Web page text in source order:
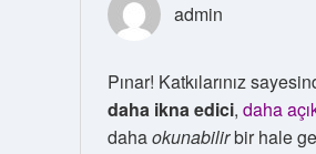
admin
Pınar! Katkılarınız
daha ikna edici, daha
dahaokunabilirbir hale